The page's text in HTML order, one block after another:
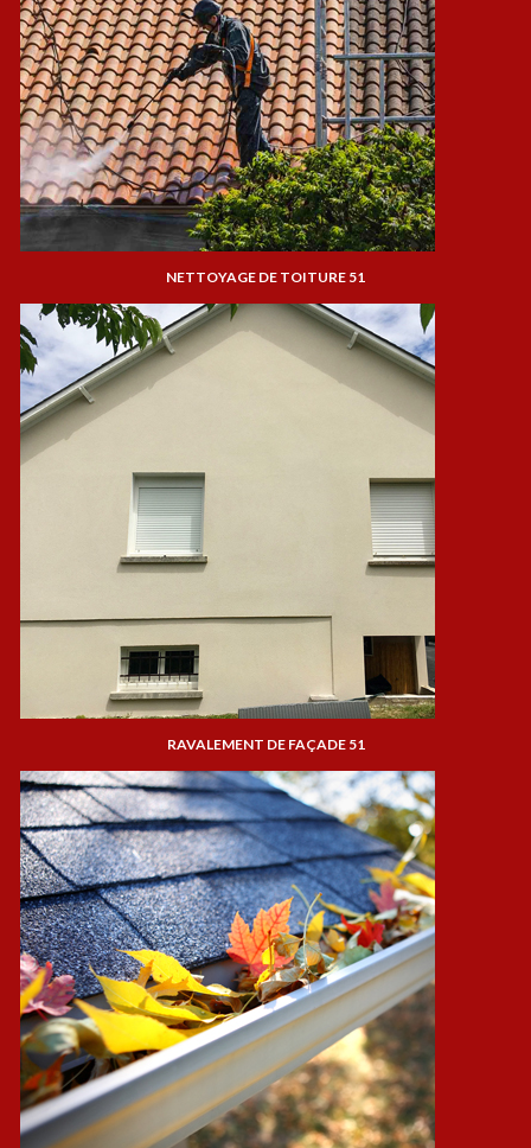
NETTOYAGE DE TOITURE 51
RAVALEMENT DE FAÇADE 51